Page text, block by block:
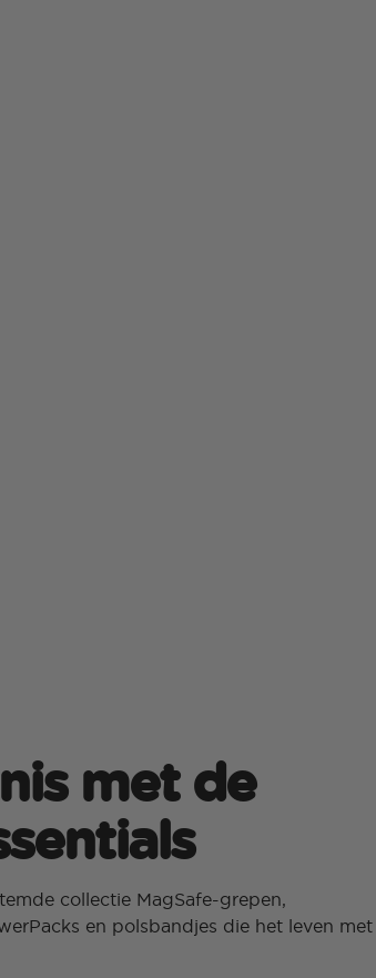
met de
collectie MagSafe-grepen,
en polsbandjes die het leven